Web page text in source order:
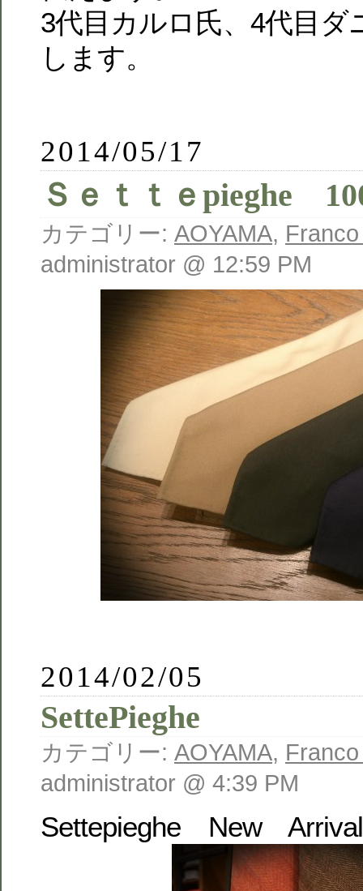
3代目カルロ氏、4代目ダ
します。
2014/05/17
Ｓｅｔｔｅpieghe
カテゴリー: AOYAMA,
administrator @ 12:59 PM
2014/02/05
SettePieghe
カテゴリー: AOYAMA,
administrator @ 4:39 PM
Settepieghe New